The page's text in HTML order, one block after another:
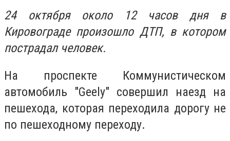
24 октября около 12 часов дня в
Кировограде произошло ДТП, в котором
пострадал человек.
На проспекте Коммунистическом
автомобиль "Geely" совершил наезд на
пешехода, которая переходила дорогу не
по пешеходному переходу.